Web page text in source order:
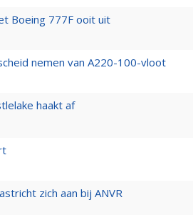
Boeing 777F ooit uit
nemen van A220-100-vloot
haakt af
zich aan bij ANVR